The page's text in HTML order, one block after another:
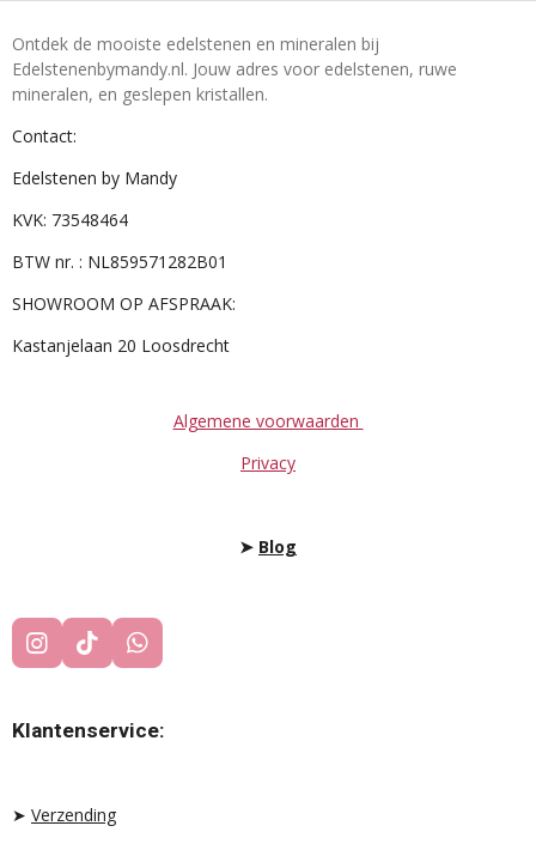
Ontdek de mooiste edelstenen en mineralen bij
Edelstenenbymandy.nl. Jouw adres voor edelstenen, ruwe
mineralen, en geslepen kristallen.
Contact:
Edelstenen by Mandy
KVK: 73548464
BTW nr. : NL859571282B01
SHOWROOM OP AFSPRAAK:
Kastanjelaan 20 Loosdrecht
Algemene voorwaarden
Privacy
➤ Blog
I
N
T
A
A
T
I
T
O
W
H
T
S
Klantenservice:
➤ Verzending